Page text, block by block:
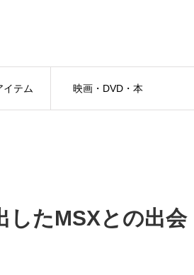
イテム 映画・DVD・本
したMSXとの出会